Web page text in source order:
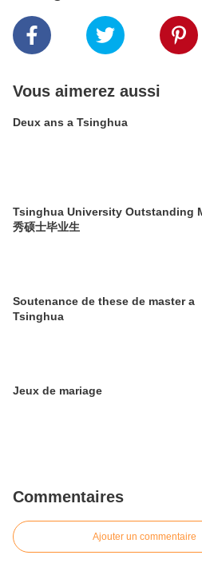
Vous aimerez aussi
Deux ans a Tsinghua
Tsinghua University Outstanding
秀硕士毕业生
Soutenance de these de master a
Tsinghua
Jeux de mariage
Commentaires
Ajouter un commentaire